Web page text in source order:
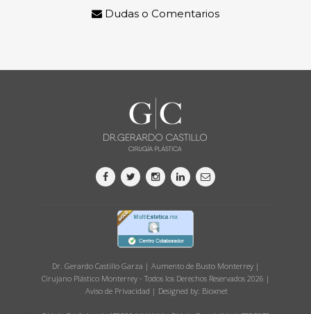
Dudas o Comentarios
Dr. Gerardo Castillo Garza | Aumento de Busto Monterrey |
Cirujano Plástico Monterrey - Todos los Derechos Reservados 2026 |
Aviso de Privacidad | Designed by: Bioxnet